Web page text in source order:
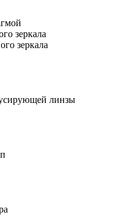
зеркала
зеркала
линзы